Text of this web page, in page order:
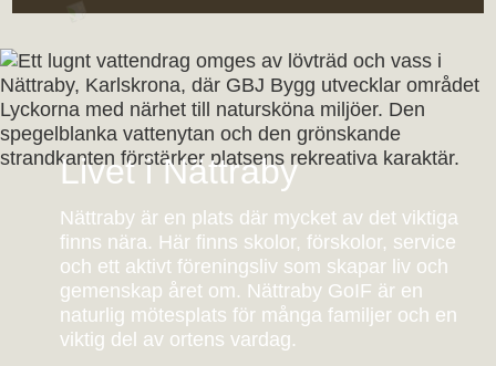
Livet i Nättraby
Nättraby är en plats där mycket av det viktiga
finns nära. Här finns skolor, förskolor, service
och ett aktivt föreningsliv som skapar liv och
gemenskap året om. Nättraby GoIF är en
naturlig mötesplats för många familjer och en
viktig del av ortens vardag.